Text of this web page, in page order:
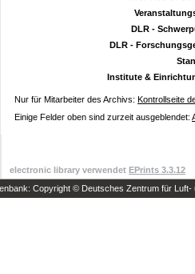
DLR -
DLR -
Institute &
Nur für Mitarbeiter des Archivs: Kontrollseite
Einige Felder oben sind zurzeit ausgeblendet:
electronic library verwendet EPrints 3.3.12
Copyright © Deutsches Zentrum für Luft-